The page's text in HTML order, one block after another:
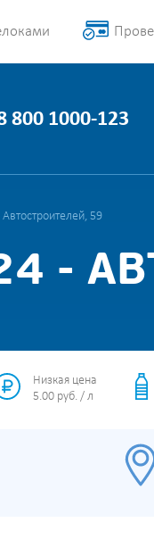
800 1000-123
59
-
Низкая цена
5.00 руб. / л